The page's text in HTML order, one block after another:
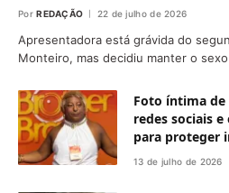
Por REDAÇÃO 22 de julho de 2026
Apresentadora está grávida do
Monteiro, mas decidiu manter o
Foto íntima de
redes sociais
para proteger
13 de julho de 2026